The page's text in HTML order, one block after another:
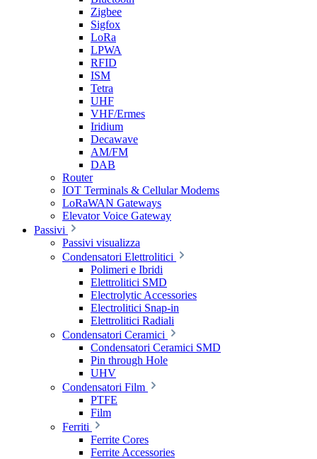
Zigbee
Sigfox
LoRa
LPWA
RFID
ISM
Tetra
UHF
VHF/Ermes
Iridium
Decawave
AM/FM
DAB
Router
IOT Terminals & Cellular Modems
LoRaWAN Gateways
Elevator Voice Gateway
Passivi
Passivi visualizza
Condensatori Elettrolitici
Polimeri e Ibridi
Elettrolitici SMD
Electrolytic Accessories
Electrolitici Snap-in
Elettrolitici Radiali
Condensatori Ceramici
Condensatori Ceramici SMD
Pin through Hole
UHV
Condensatori Film
PTFE
Film
Ferriti
Ferrite Cores
Ferrite Accessories